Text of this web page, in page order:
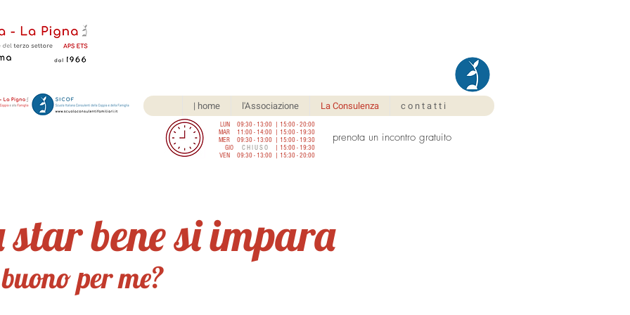
| home l'Associazione La Consulenza c o n t a t t i
LUN 09:30 - 13:00 | 15:00 - 20:00
MAR 11:00 - 14:00 | 15:00 - 19:30
MER 09:30 - 13:00 | 15:00 - 19:30
GIO
C H I U S O | 15:00 - 19:30
VEN 09:30 - 13:00 | 15:30 - 20:00
prenota un incontro gratuito
star bene si impara
per me?